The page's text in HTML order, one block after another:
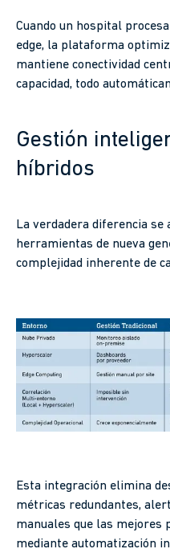
Cuando un hospital
edge, la plataforma
mantiene conectividad
capacidad, todo
Gestión
híbridos
La verdadera diferencia se
herramientas de nueva
complejidad inherente de
Esta integración elimina
métricas redundantes,
manuales que las
mediante automatización